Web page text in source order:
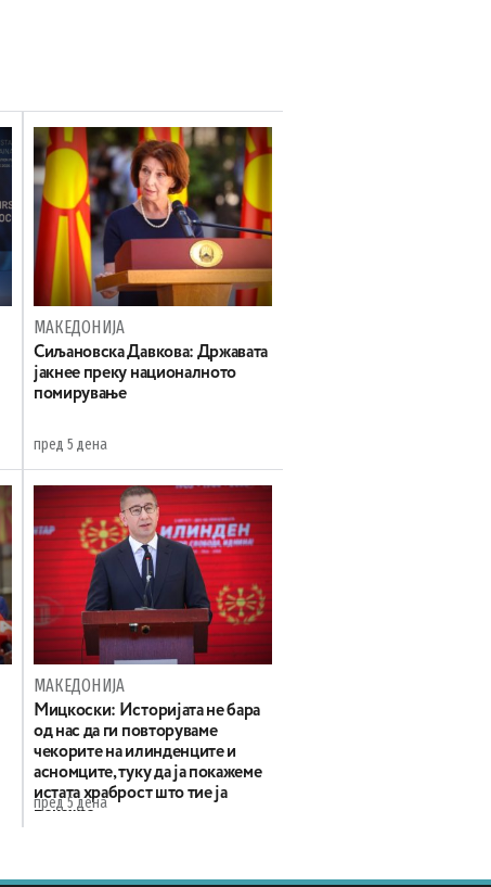
МАКЕДОНИЈА
Сиљановска Давкова: Државата
јакнее преку националното
помирување
пред 5 дена
МАКЕДОНИЈА
Мицкоски: Историјата не бара
од нас да ги повторуваме
чекорите на илинденците и
асномците, туку да ја покажеме
истата храброст што тие ја
покажаа
пред 5 дена